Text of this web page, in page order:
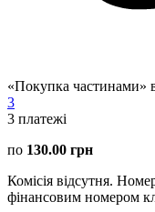
«Покупка частинами»
3
3 платежі
по 130.00 грн
Комісія відсутня.
фінансовим номером